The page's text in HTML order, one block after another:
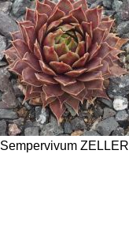
Sempervivum ZELLER